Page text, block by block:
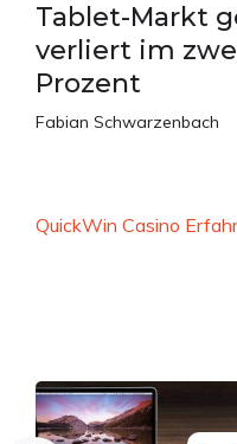
Tablet-Markt
verliert im
Prozent
Fabian Schwarzenbach
QuickWin Casino